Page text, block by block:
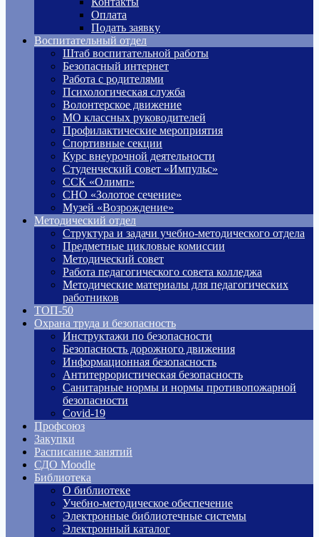
Оплата
Подать заявку
Воспитательный отдел
Штаб воспитательной работы
Безопасный интернет
Работа с родителями
Психологическая служба
Волонтерское движение
МО классных руководителей
Профилактические мероприятия
Спортивные секции
Курс внеурочной деятельности
Студенческий совет «Импульс»
ССК «Олимп»
СНО «Золотое сечение»
Музей «Возрождение»
Методический отдел
Структура и задачи учебно-методического отдела
Предметные цикловые комиссии
Методический совет
Работа педагогического совета колледжа
Методические материалы для педагогических
работников
ТОП-50
Охрана труда и безопасность
Инструктажи по безопасности
Безопасность дорожного движения
Информационная безопасность
Антитеррористическая безопасность
Санитарные нормы и нормы противопожарной
безопасности
Covid-19
Профсоюз
Закупки
Расписание занятий
СДО Moodle
Библиотека
О библиотеке
Учебно-методическое обеспечение
Электронные библиотечные системы
Электронный каталог